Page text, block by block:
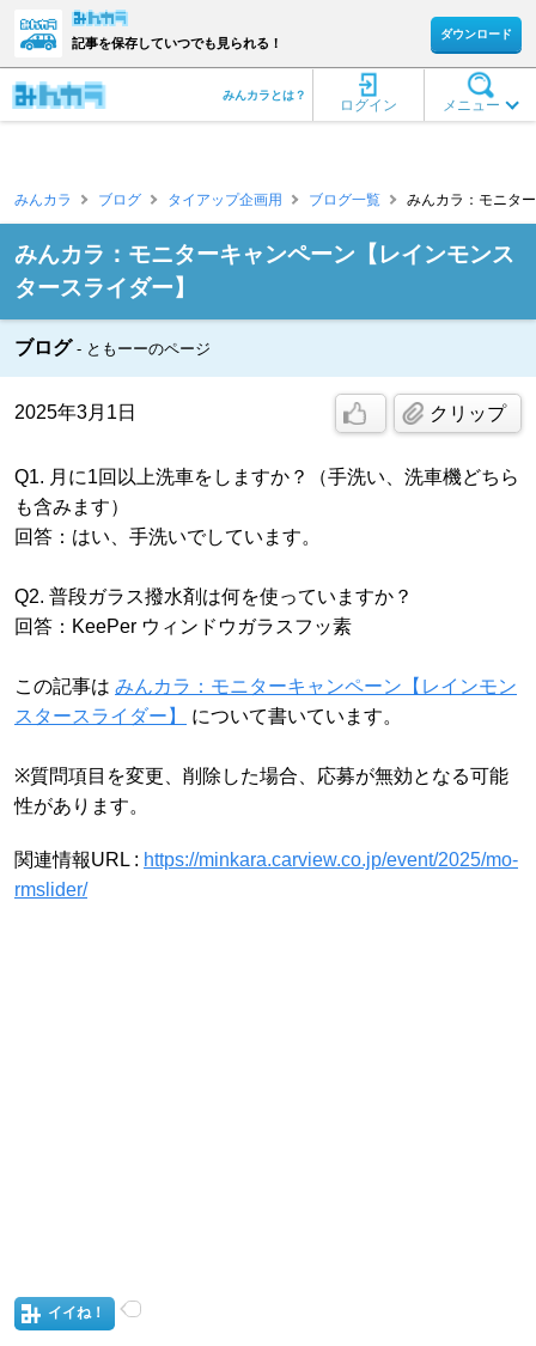
記事を保存していつでも見られる！
ダウンロード
メニュー
ログイン
みんカラとは？
みんカラ ブログ タイアップ企画用 ブログ一覧 みんカラ：モニタ
みんカラ：モニターキャンペーン【レインモンス
タースライダー】
ブログ ともーーのページ
2025年3月1日 クリップ
Q1. 月に1回以上洗車をしますか？（手洗い、洗車機どちら
も含みます）
回答：はい、手洗いでしています。
Q2. 普段ガラス撥水剤は何を使っていますか？
回答：KeePer ウィンドウガラスフッ素
この記事は みんカラ：モニターキャンペーン【レインモン
スタースライダー】
について書いています。
※質問項目を変更、削除した場合、応募が無効となる可能
性があります。
関連情報URL : https://minkara.carview.co.jp/event/2025/mo-
rmslider/
イイね！